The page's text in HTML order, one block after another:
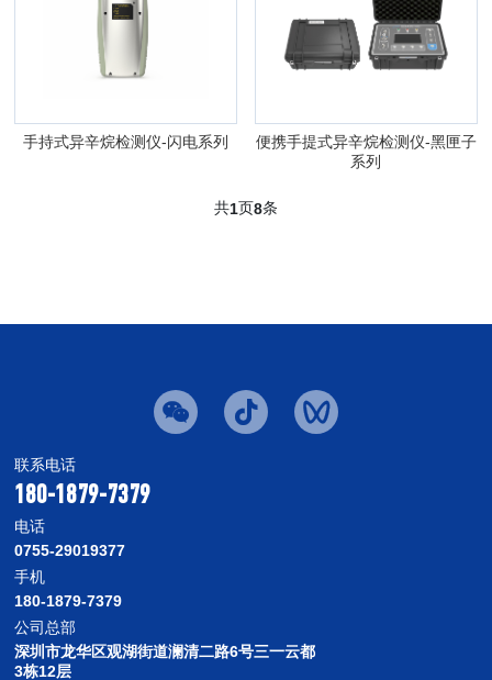
手持式异辛烷检测仪-闪电系列
便携手提式异辛烷检测仪-黑匣子
系列
共1页8条
联系电话
180-1879-7379
电话
0755-29019377
手机
180-1879-7379
公司总部
深圳市龙华区观湖街道澜清二路6号三一云都
3栋12层